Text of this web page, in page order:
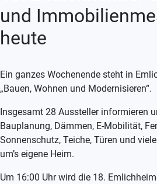
und
heute
Ein ganzes Wochenende steht in
„Bauen, Wohnen und Modernisieren“.
Insgesamt 28 Aussteller informieren
Bauplanung, Dämmen, E-Mobilität,
Sonnenschutz, Teiche, Türen und
um’s eigene Heim.
Um 16:00 Uhr wird die 18.